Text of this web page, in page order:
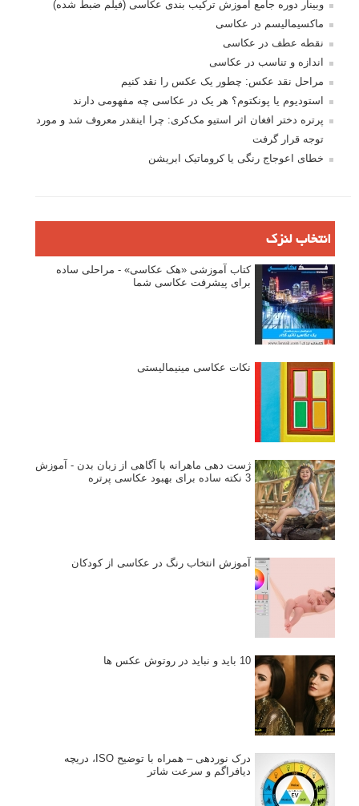
وبینار دوره جامع آموزش ترکیب بندی عکاسی (فیلم ضبط شده)
ماکسیمالیسم در عکاسی
نقطه عطف در عکاسی
اندازه و تناسب در عکاسی
مراحل نقد عکس: چطور یک عکس را نقد کنیم
استودیوم یا پونکتوم؟ هر یک در عکاسی چه مفهومی دارند
پرتره دختر افغان اثر استیو مک‌کری: چرا اینقدر معروف شد و مورد
توجه قرار گرفت
خطای اعوجاج رنگی یا کروماتیک ابریشن
انتخاب لنزک
کتاب آموزشی «هک عکاسی» - مراحلی ساده
برای پیشرفت عکاسی شما
نکات عکاسی مینیمالیستی
ژست دهی ماهرانه با آگاهی از زبان بدن - آموزش
3 نکته ساده برای بهبود عکاسی پرتره
آموزش انتخاب رنگ در عکاسی از کودکان
10 باید و نباید در روتوش عکس ها
درک نوردهی – همراه با توضیح ISO، دریچه
دیافراگم و سرعت شاتر